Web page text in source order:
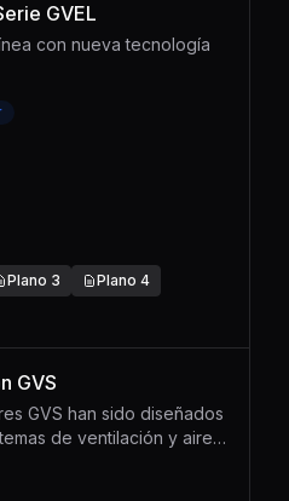
GVEL
con nueva tecnología
Plano 3 Plano 4
GVS
GVS han sido diseñados
de ventilación y aire